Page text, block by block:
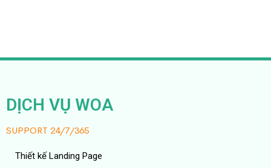
DỊCH VỤ WOA
SUPPORT 24/7/365
Thiết kế Landing Page